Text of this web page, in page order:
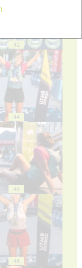
42
44
46
48